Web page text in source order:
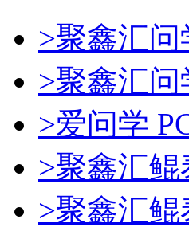
>聚鑫汇
>聚鑫汇
>爱问学
>聚鑫汇
>聚鑫汇